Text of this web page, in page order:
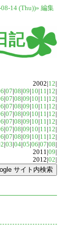
14 (Thu))» 編集
記
2002|12|
|07|08|09|10|11|12|
|07|08|09|10|11|12|
|07|08|09|10|11|12|
|07|08|09|10|11|12|
|07|08|09|10|11|12|
|07|08|09|10|11|12|
|07|08|09|10|11|12|
|03|04|05|06|07|08|
2011|09|
2012|02|